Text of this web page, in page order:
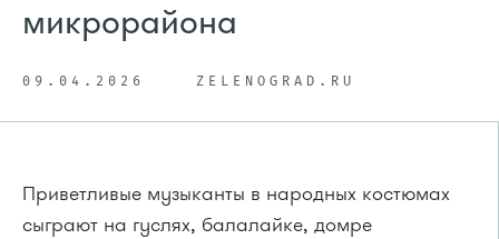
микрорайона
09.04.2026 ZELENOGRAD.RU
Приветливые музыканты в народных костюмах
сыграют на гуслях, балалайке, домре